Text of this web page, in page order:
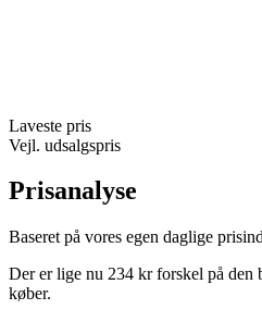
Laveste pris
Vejl. udsalgspris
Prisanalyse
Baseret på vores egen daglige
Der er lige nu 234 kr forskel på den
køber.